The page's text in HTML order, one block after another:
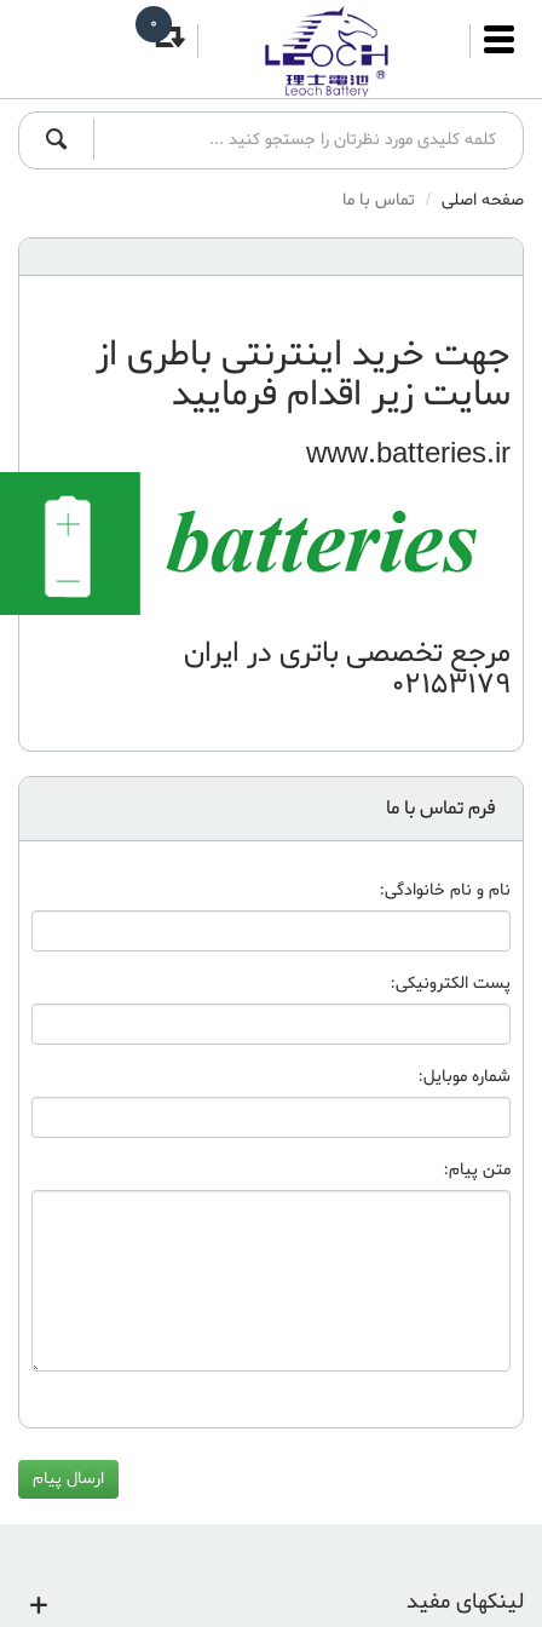
0
صفحه اصلی تماس با ما
جهت خرید اینترنتی باطریاز
سایت زیر اقدام فرمایید
www.batteries.ir
مرجع تخصصی باتری در ایران
02153179
فرم تماس با ما
نام و نام خانوادگی:
پست الکترونیکی:
شماره موبایل:
متن پیام:
ارسال پیام
لینکهای مفید